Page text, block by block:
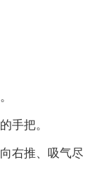
手把。
右推、吸气尽